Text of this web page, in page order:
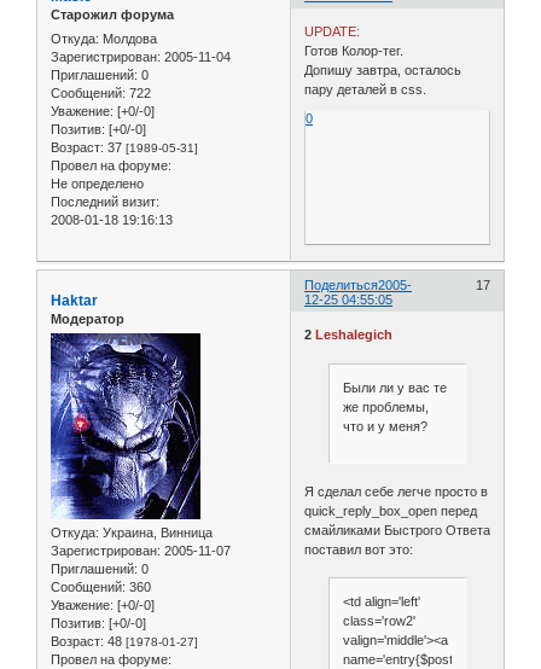
Старожил форума
Откуда: Молдова
Зарегистрирован: 2005-11-04
Приглашений: 0
Сообщений: 722
Уважение: [+0/-0]
Позитив: [+0/-0]
Возраст: 37 [1989-05-31]
Провел на форуме:
Не определено
Последний визит:
2008-01-18 19:16:13
UPDATE:
Готов Колор-тег.
Допишу завтра, осталось
пару деталей в css.
0
Поделиться 17
2005-
12-25 04:55:05
Haktar
Модератор
Откуда: Украина, Винница
Зарегистрирован: 2005-11-07
Приглашений: 0
Сообщений: 360
Уважение: [+0/-0]
Позитив: [+0/-0]
Возраст: 48 [1978-01-27]
Провел на форуме:
2Leshalegich
Были ли у вас те
же проблемы,
что и у меня?
Я сделал себе легче просто в
quick_reply_box_open перед
смайликами Быстрого Ответа
поставил вот это:
<td align='left'
class='row2'
valign='middle'><a
name='entry{$post['pid']}'